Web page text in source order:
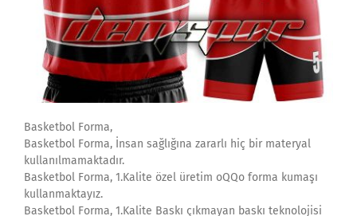
Basketbol Forma,
Basketbol Forma, İnsan sağlığına zararlı hiç bir materyal
kullanılmamaktadır.
Basketbol Forma, 1.Kalite özel üretim oQQo forma kumaşı
kullanmaktayız.
Basketbol Forma, 1.Kalite Baskı çıkmayan baskı teknolojisi